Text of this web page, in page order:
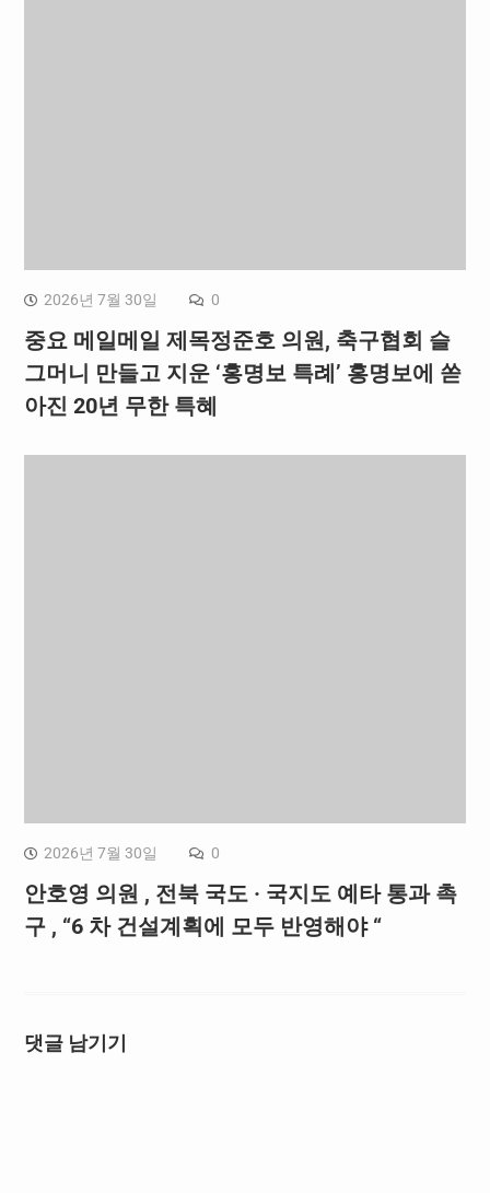
2026년 7월 30일 0
중요 메일메일 제목정준호 의원, 축구협회 슬
그머니 만들고 지운 ‘홍명보 특례’ 홍명보에 쏟
아진 20년 무한 특혜
2026년 7월 30일 0
안호영 의원 , 전북 국도 · 국지도 예타 통과 촉
구 , “6 차 건설계획에 모두 반영해야 “
댓글 남기기